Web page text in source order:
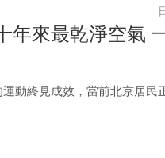
年來最乾淨空氣
動終見成效，當前北京居民